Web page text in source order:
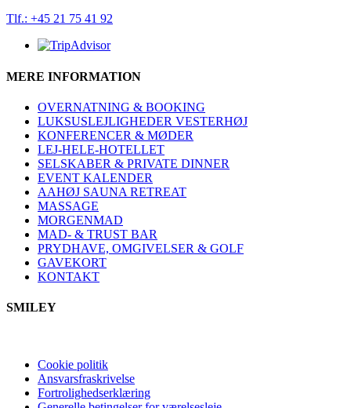
Tlf.: +45 21 75 41 92
MERE INFORMATION
OVERNATNING & BOOKING
LUKSUSLEJLIGHEDER VESTERHØJ
KONFERENCER & MØDER
LEJ-HELE-HOTELLET
SELSKABER & PRIVATE DINNER
EVENT KALENDER
AAHØJ SAUNA RETREAT
MASSAGE
MORGENMAD
MAD- & TRUST BAR
PRYDHAVE, OMGIVELSER & GOLF
GAVEKORT
KONTAKT
SMILEY
Cookie politik
Ansvarsfraskrivelse
Fortrolighedserklæring